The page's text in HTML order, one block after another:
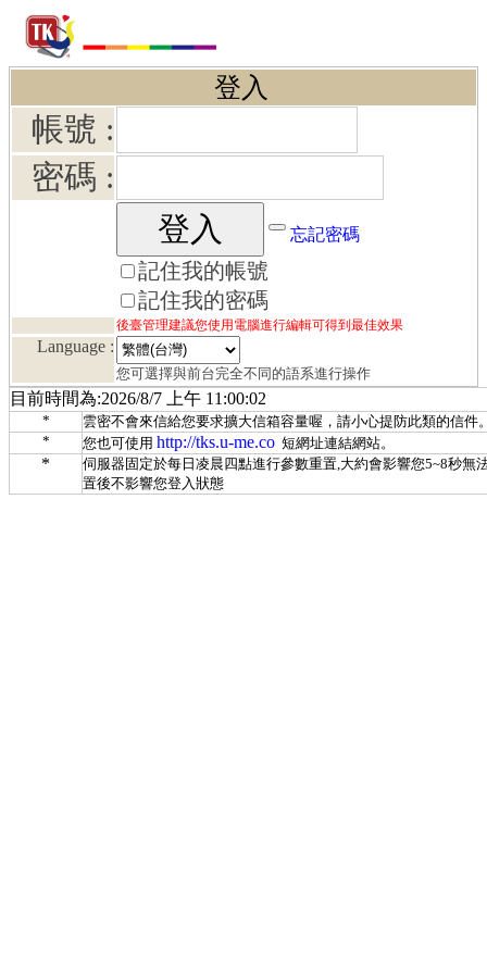
登入
帳號 :
密碼 :
忘記密碼
記住我的帳號
記住我的密碼
後臺管理建議您使用電腦進行編輯可得到最佳效果
Language :
您可選擇與前台完全不同的語系進行操作
目前時間為:2026/8/7 上午 11:00:02
*
雲密不會來信給您要求擴大信箱容量喔，請小心提防此類的信件
*
您也可使用 http://tks.u-me.co 短網址連結網站。
*
伺服器固定於每日凌晨四點進行參數重置,大約會影響您5~8秒無
置後不影響您登入狀態